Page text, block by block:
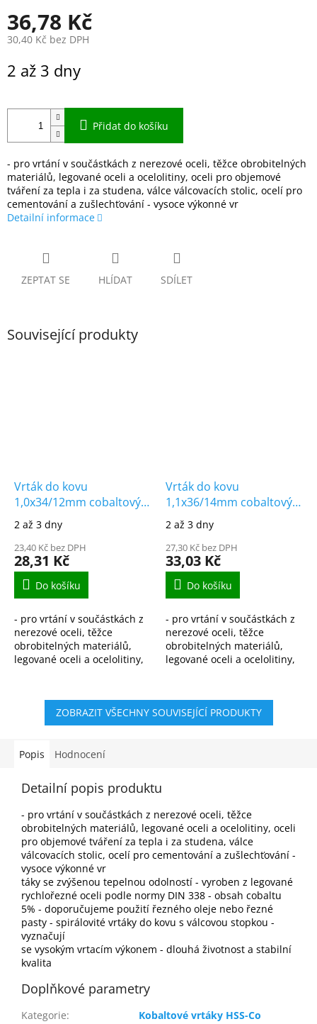
36,78 Kč
30,40 Kč bez DPH
cena:
2 až 3 dny
Přidat do košíku
- pro vrtání v součástkách z nerezové oceli, těžce obrobitelných
materiálů, legované oceli a ocelolitiny, oceli pro objemové
tváření za tepla i za studena, válce válcovacích stolic, ocelí pro
cementování a zušlechťování - vysoce výkonné vr
Detailní informace
ZEPTAT SE HLÍDAT SDÍLET
Související produkty
Vrták do kovu
1,0x34/12mm cobaltový
HSS-Co DIN338
2 až 3 dny
23,40 Kč bez DPH
28,31 Kč
Do košíku
- pro vrtání v součástkách z
nerezové oceli, těžce
obrobitelných materiálů,
legované oceli a ocelolitiny,
válcovacích...
Vrták do kovu
1,1x36/14mm cobaltový
HSS-Co DIN338
2 až 3 dny
27,30 Kč bez DPH
33,03 Kč
Do košíku
- pro vrtání v součástkách z
nerezové oceli, těžce
obrobitelných materiálů,
legované oceli a ocelolitiny,
válcovacích...
ZOBRAZIT VŠECHNY SOUVISEJÍCÍ PRODUKTY
Popis Hodnocení
Detailní popis produktu
- pro vrtání v součástkách z nerezové oceli, těžce
obrobitelných materiálů, legované oceli a ocelolitiny, oceli
pro objemové tváření za tepla i za studena, válce
válcovacích stolic, ocelí pro cementování a zušlechťování -
vysoce výkonné vr
táky se zvýšenou tepelnou odolností - vyroben z legované
rychlořezné oceli podle normy DIN 338 - obsah cobaltu
5% - doporučujeme použití řezného oleje nebo řezné
pasty - spirálovité vrtáky do kovu s válcovou stopkou -
vyznačují
se vysokým vrtacím výkonem - dlouhá životnost a stabilní
kvalita
Doplňkové parametry
Kategorie:
Kobaltové vrtáky HSS-Co